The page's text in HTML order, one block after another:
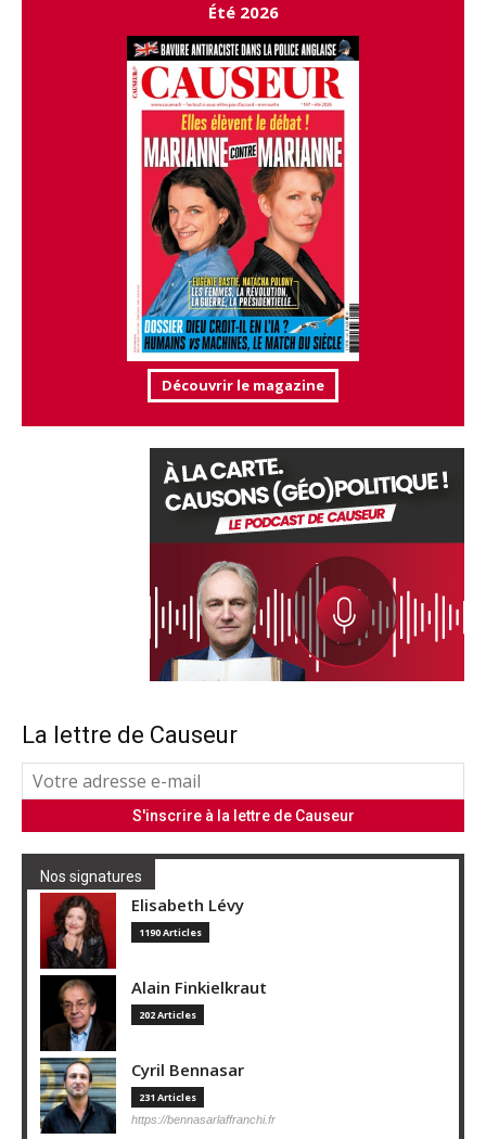
Été 2026
Découvrir le magazine
La lettre de Causeur
Nos signatures
Elisabeth Lévy
1190 Articles
Alain Finkielkraut
202 Articles
Cyril Bennasar
231 Articles
https://bennasarlaffranchi.fr